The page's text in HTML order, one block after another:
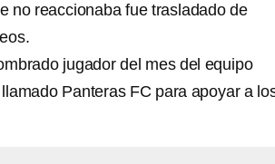
no reaccionaba fue trasladado de
jugador del mes del equipo
Panteras FC para apoyar a